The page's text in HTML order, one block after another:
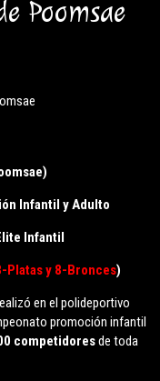
Poomsae
Infantil y Adulto
Infantil
Platas y 8-Bronces)
en el polideportivo
promoción infantil
competidoresde toda